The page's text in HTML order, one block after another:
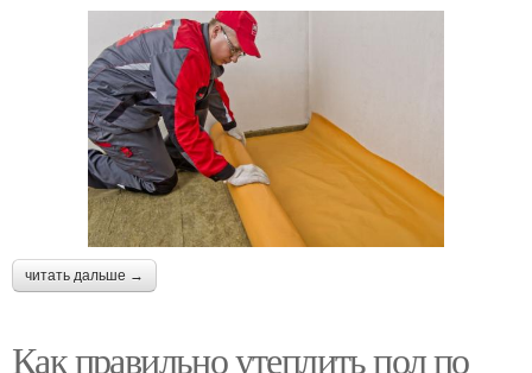
читать дальше →
Как правильно утеплить пол по